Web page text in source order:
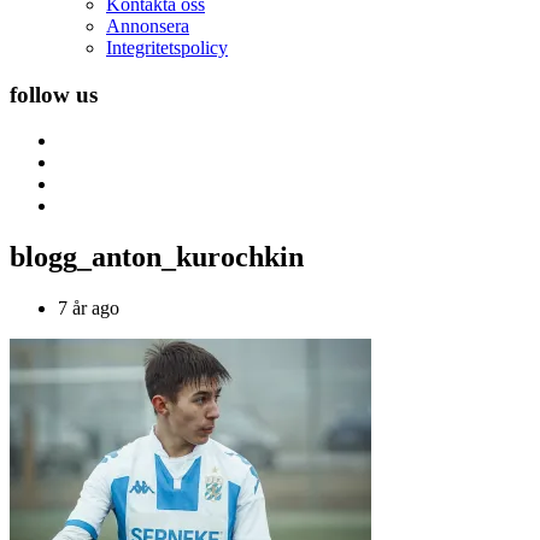
Kontakta oss
Annonsera
Integritetspolicy
follow us
blogg_anton_kurochkin
7 år ago